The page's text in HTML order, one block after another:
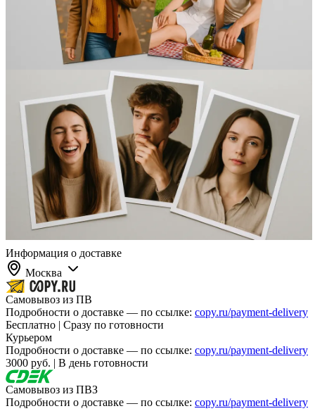
Информация о доставке
Москва
Самовывоз из ПВ
Подробности о доставке — по ссылке: copy.ru/payment-delivery
Бесплатно | Сразу по готовности
Курьером
Подробности о доставке — по ссылке: copy.ru/payment-delivery
3000 руб. | В день готовности
Самовывоз из ПВЗ
Подробности о доставке — по ссылке: copy.ru/payment-delivery